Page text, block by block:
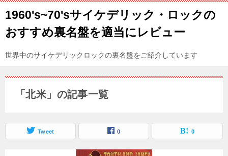
1960's~70'sサイケデリック・ロックの
おすすめ裏名盤を適当にレビュー
世界中のサイケデリックロックの裏名盤をご紹介しています
「北米」の記事一覧
Tweet 0 0